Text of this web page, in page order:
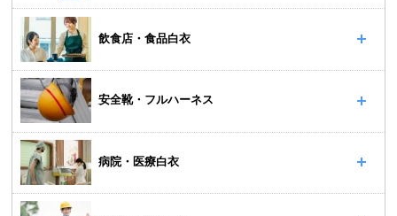
飲食店・食品白衣
安全靴・フルハーネス
病院・医療白衣